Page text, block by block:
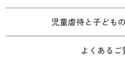
児童虐待と子ども
よくあるご